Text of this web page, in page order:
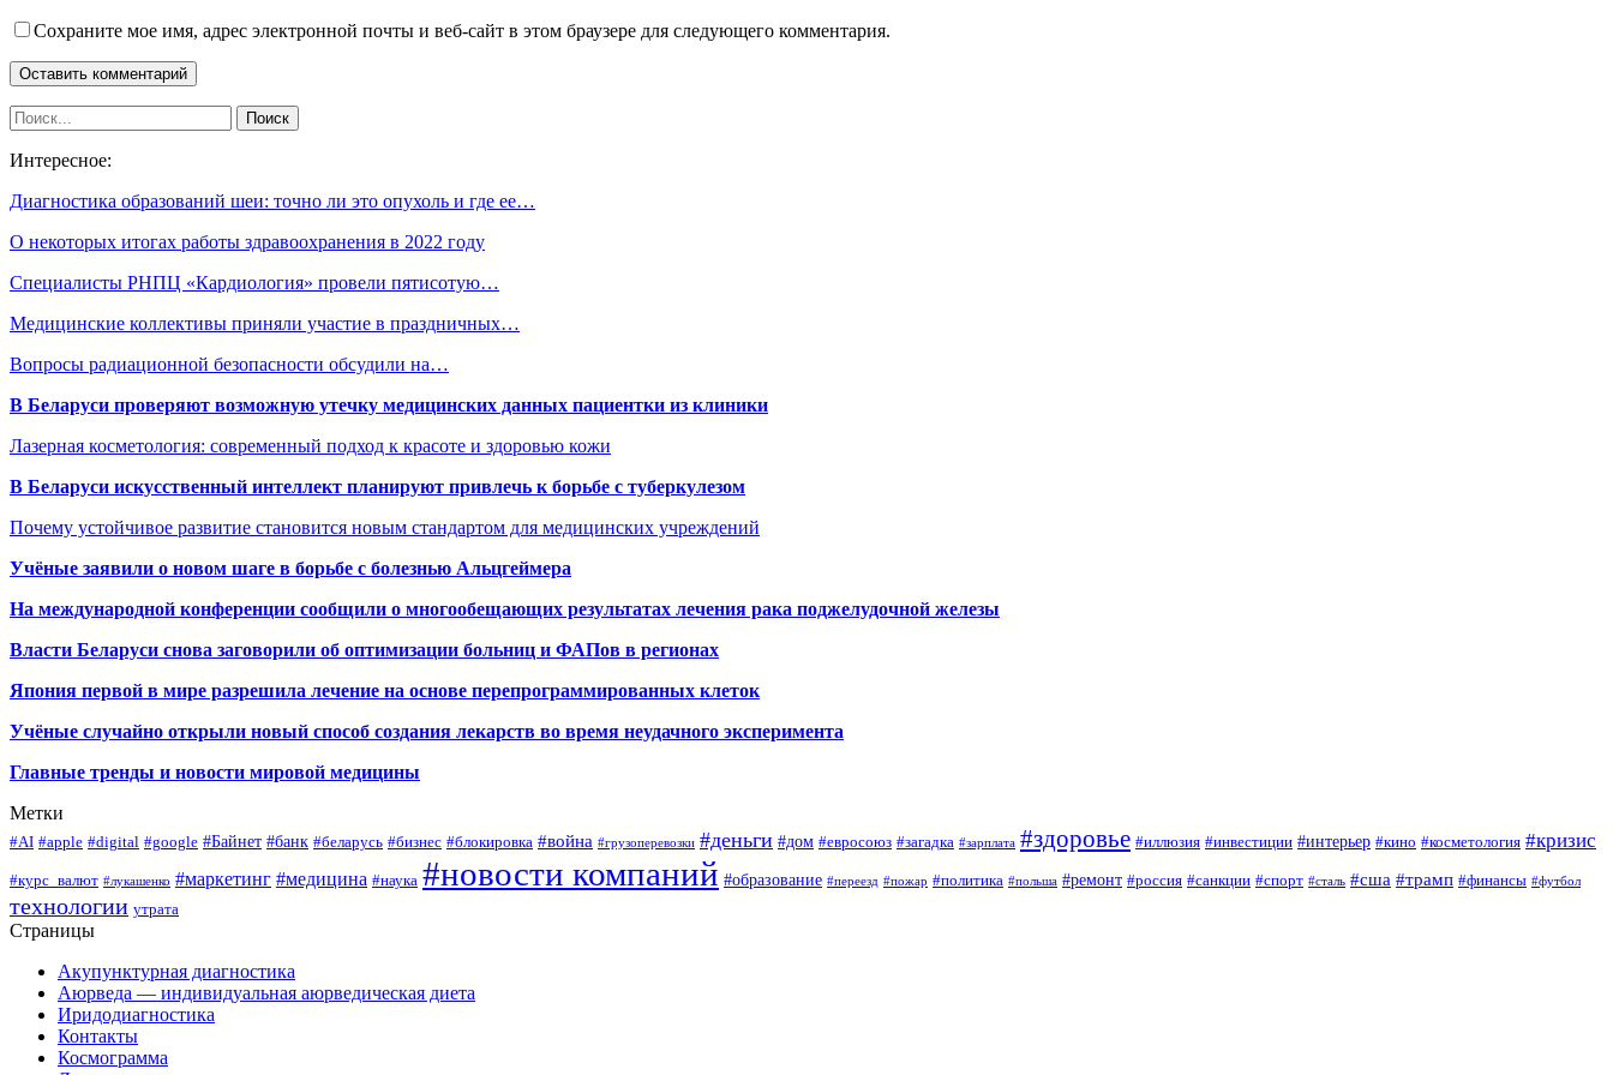
Сохраните мое имя, адрес электронной почты и веб-сайт в этом браузере для следующего комментария.
Интересное:
Диагностика образований шеи: точно ли это опухоль и где ее…
О некоторых итогах работы здравоохранения в 2022 году
Специалисты РНПЦ «Кардиология» провели пятисотую…
Медицинские коллективы приняли участие в праздничных…
Вопросы радиационной безопасности обсудили на…
В Беларуси проверяют возможную утечку медицинских данных пациентки из клиники
Лазерная косметология: современный подход к красоте и здоровью кожи
В Беларуси искусственный интеллект планируют привлечь к борьбе с туберкулезом
Почему устойчивое развитие становится новым стандартом для медицинских учреждений
Учёные заявили о новом шаге в борьбе с болезнью Альцгеймера
На международной конференции сообщили о многообещающих результатах лечения рака поджелудочной железы
Власти Беларуси снова заговорили об оптимизации больниц и ФАПов в регионах
Япония первой в мире разрешила лечение на основе перепрограммированных клеток
Учёные случайно открыли новый способ создания лекарств во время неудачного эксперимента
Главные тренды и новости мировой медицины
Метки
#AI #apple #digital #google #Байнет #банк #беларусь #бизнес #блокировка #война #грузоперевозки #деньги #дом #евросоюз #загадка #зарплата #здоровье #иллюзия #инвестиции #интерьер #кино #косметология #кризис
#курс_валют #лукашенко #маркетинг #медицина #наука #новости компаний #образование #переезд #пожар #политика #польша #ремонт #россия #санкции #спорт #сталь #сша #трамп #финансы #футбол
технологии утрата
Страницы
Акупунктурная диагностика
Аюрведа — индивидуальная аюрведическая диета
Иридодиагностика
Контакты
Космограмма